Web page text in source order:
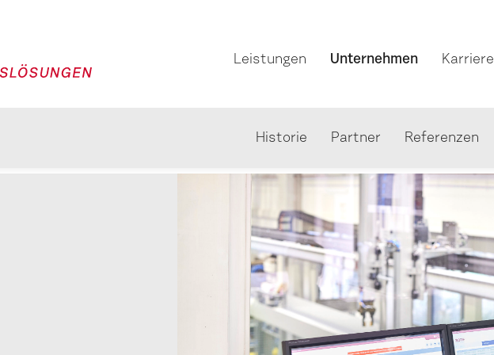
Leistungen Unternehmen Karriere
Historie Partner Referenzen